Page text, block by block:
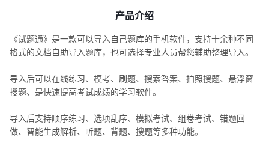
产品介绍
《试题通》是一款可以导入自己题库的手机软件，支持十余种不同
格式的文档自助导入题库，也可选择专业人员帮您辅助整理导入。
导入后可以在线练习、模考、刷题、搜索答案、拍照搜题、悬浮窗
搜题、是快速提高考试成绩的学习软件。
导入后支持顺序练习、选项乱序、模拟考试、组卷考试、错题回
做、智能生成解析、听题、背题、搜题等多种功能。